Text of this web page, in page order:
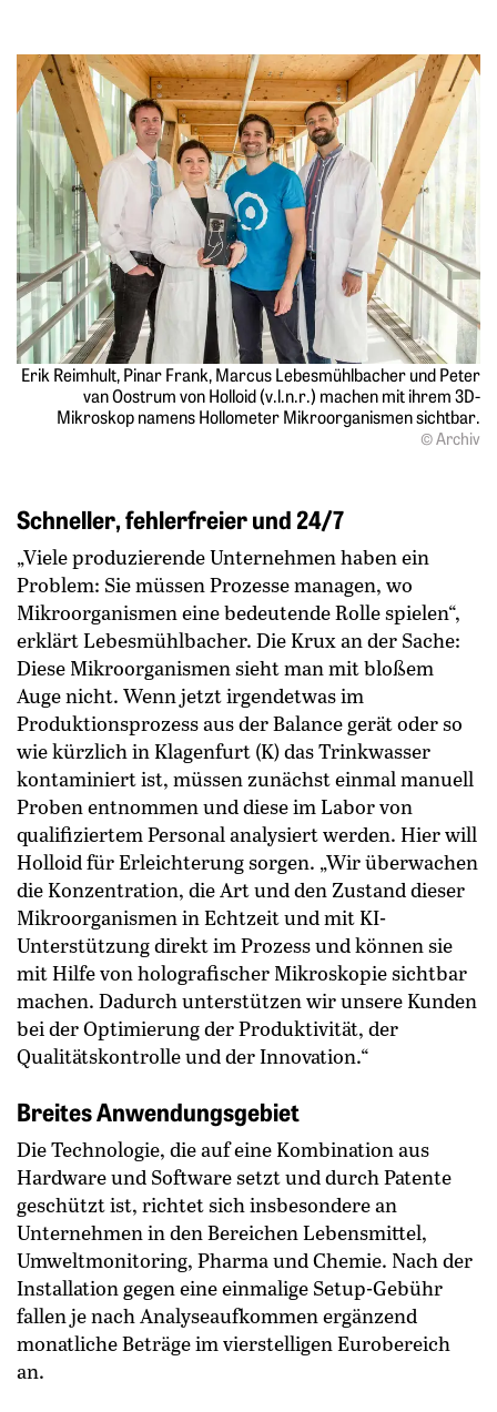
Erik Reimhult, Pinar Frank, Marcus Lebesmühlbacher und Peter
van Oostrum von Holloid (v.l.n.r.) machen mit ihrem 3D-
Mikroskop namens Hollometer Mikroorganismen sichtbar.
© Archiv
Schneller, fehlerfreier und 24/7
„Viele produzierende Unternehmen haben ein
Problem: Sie müssen Prozesse managen, wo
Mikroorganismen eine bedeutende Rolle spielen“,
erklärt Lebesmühlbacher. Die Krux an der ­Sache:
Diese Mikroorganismen sieht man mit bloßem
Auge nicht. Wenn jetzt irgendetwas im
Produktionsprozess aus der Balance gerät oder so
wie kürzlich in Klagenfurt (K) das Trinkwasser
kontaminiert ist, müssen zunächst einmal manuell
Proben entnommen und diese im Labor von
qualifiziertem Personal analysiert werden. Hier will
Holloid für Erleichterung sorgen. „Wir überwachen
die Konzentration, die Art und den Zustand dieser
Mikroorganismen in Echtzeit und mit KI-
Unterstützung direkt im Prozess und können sie
mit Hilfe von holografischer Mikroskopie sichtbar
machen. Dadurch unterstützen wir unsere Kunden
bei der Optimierung der Produktivität, der
Qualitätskontrolle und der Innovation.“
Breites Anwendungsgebiet
Die Technologie, die auf eine Kombination aus
Hardware und Software setzt und durch Patente
geschützt ist, richtet sich insbesondere an
Unternehmen in den Bereichen Lebensmittel,
Umweltmonitoring, Pharma und Chemie. Nach der
Installation gegen eine einmalige Setup-Gebühr
fallen je nach Analyseaufkommen ergänzend
monatliche Beträge im vierstelligen Euro­bereich
an.